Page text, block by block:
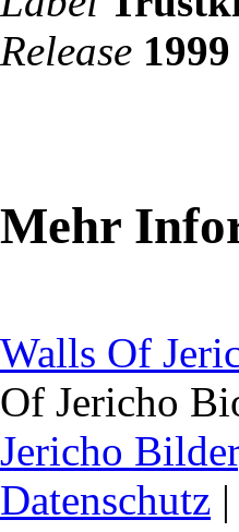
Release 1999
Mehr
Walls Of
Of Jericho
Jericho
Datenschutz |